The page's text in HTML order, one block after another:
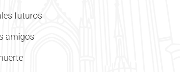
futuros
amigos